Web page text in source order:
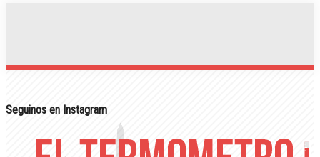
Seguinos en Instagram